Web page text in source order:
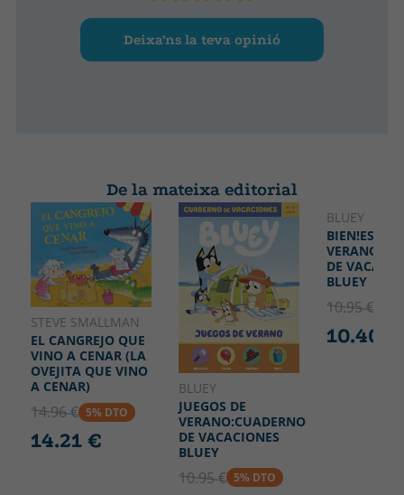
Deixa’ns la teva opinió
De la mateixa editorial
STEVE SMALLMAN
EL CANGREJO QUE
VINO A CENAR (LA
OVEJITA QUE VINO
A CENAR)
14.96 € 5% DTO
14.21 €
BLUEY
JUEGOS DE
VERANO:CUADERNO
DE VACACIONES
BLUEY
10.95 € 5% DTO
BLUEY
BIEN!ES
DE
BLUEY
10.95 €
10.40 €